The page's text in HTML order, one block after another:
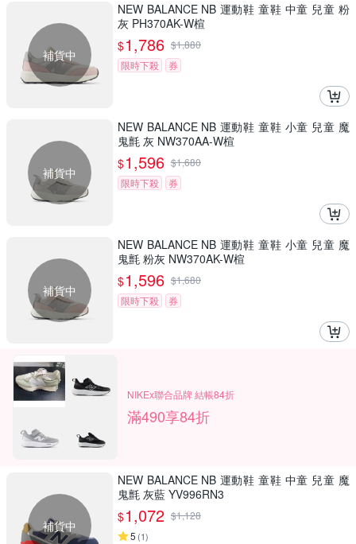
補貨中
NEW BALANCE NB 運動鞋 童鞋 中童 兒童 粉
灰 PH370AK-W楦
$1,786 $1,880
限時下殺
券
補貨中
NEW BALANCE NB 運動鞋 童鞋 小童 兒童 魔
鬼氈 灰 NW370AA-W楦
$1,596 $1,680
限時下殺
券
補貨中
NEW BALANCE NB 運動鞋 童鞋 小童 兒童 魔
鬼氈 粉灰 NW370AK-W楦
$1,596 $1,680
限時下殺
券
NIKEx聯合品牌 結帳84折
滿490享84折
補貨中
NEW BALANCE NB 運動鞋 童鞋 中童 兒童 魔
鬼氈 灰藍 YV996RN3
$1,072 $1,128
5 (1)